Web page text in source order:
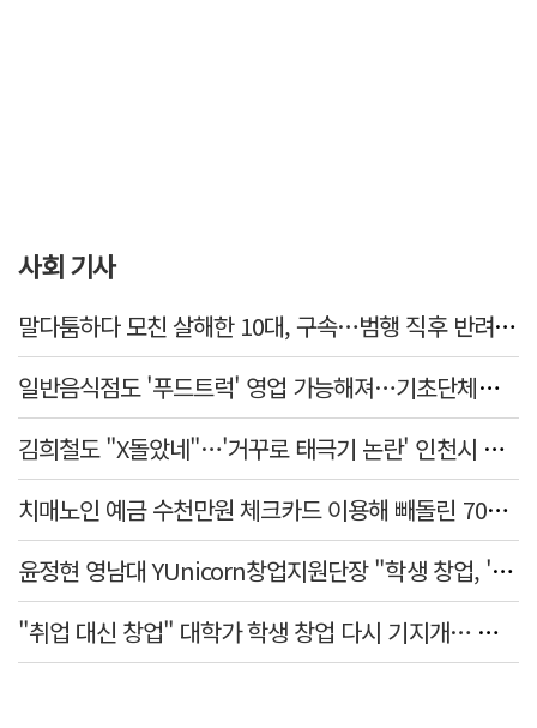
사회 기사
말다툼하다 모친 살해한 10대, 구속…범행 직후 반려견도 죽여
일반음식점도 '푸드트럭' 영업 가능해져…기초단체별 조례 개정 움직임
김희철도 "X돌았네"…'거꾸로 태극기 논란' 인천시 현수막, 이틀 만에 철거
치매노인 예금 수천만원 체크카드 이용해 빼돌린 70대 간병인, 집행유예
윤정현 영남대 YUnicorn창업지원단장 "학생 창업, '팀 빌딩'이 제일 중요"
"취업 대신 창업" 대학가 학생 창업 다시 기지개… 창업자·기업·매출 동반 성장